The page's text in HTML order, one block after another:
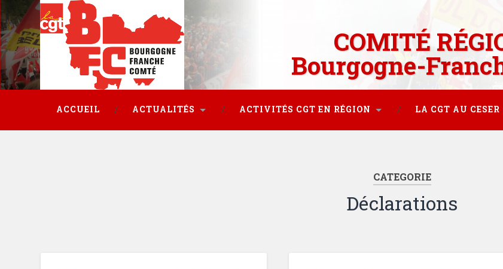
COMITÉ
Bourgogne-
ACCUEIL ACTUALITÉS ACTIVITÉS CGT EN RÉGION LA CGT AU CESER
CATEGORIE
Déclarations